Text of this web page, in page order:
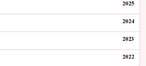
2025
2024
2023
2022